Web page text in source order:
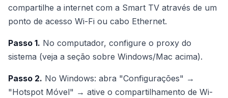
compartilhe a internet com a Smart TV através de um
ponto de acesso Wi-Fi ou cabo Ethernet.
Passo 1. No computador, configure o proxy do
sistema (veja a seção sobre Windows/Mac acima).
Passo 2. No Windows: abra "Configurações" →
"Hotspot Móvel" → ative o compartilhamento de Wi-